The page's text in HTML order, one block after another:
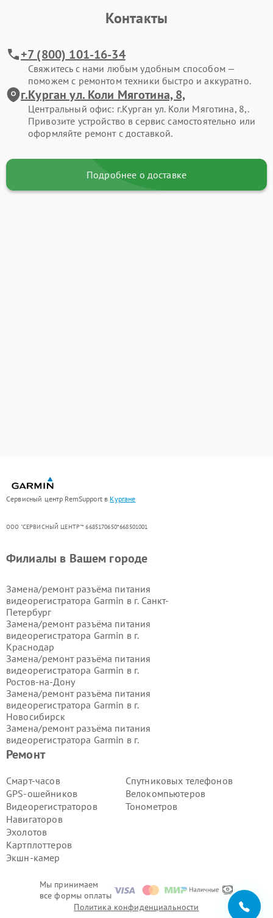
Контакты
+7 (800) 101-16-34
Свяжитесь с нами любым удобным способом —
поможем с ремонтом техники быстро и аккуратно.
г.Курган ул. Коли Мяготина, 8,
Центральный офис: г.Курган ул. Коли Мяготина, 8,.
Привозите устройство в сервис самостоятельно или
оформляйте ремонт с доставкой.
Подробнее о доставке
Сервисный центр RemSupport в Кургане
ООО "СЕРВИСНЫЙ ЦЕНТР"* 6685170650*668501001
Мы принимаем
все формы оплаты
Ремонт
Смарт-часов
GPS-ошейников
Видеорегистраторов
Навигаторов
Эхолотов
Картплоттеров
Экшн-камер
Спутниковых телефонов
Велокомпьютеров
Тонометров
Филиалы в Вашем городе
Замена/ремонт разъёма питания
видеорегистратора Garmin в г. Санкт-
Петербург
Замена/ремонт разъёма питания
видеорегистратора Garmin в г.
Краснодар
Замена/ремонт разъёма питания
видеорегистратора Garmin в г.
Ростов-на-Дону
Замена/ремонт разъёма питания
видеорегистратора Garmin в г.
Новосибирск
Замена/ремонт разъёма питания
видеорегистратора Garmin в г.
Екатеринбург
Замена/ремонт разъёма питания
Казань
Замена/ремонт разъёма питания
видеорегистратора Garmin в г.
Воронеж
Замена/ремонт разъёма питания
видеорегистратора Garmin в г.
Волгоград
Замена/ремонт разъёма питания
видеорегистратора Garmin в г.
Замена/ремонт разъёма питания
видеорегистратора Garmin в г.Пермь
Политика конфиденциальности